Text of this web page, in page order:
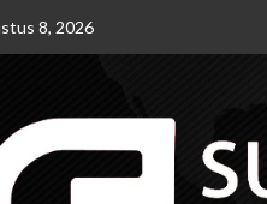
8, 2026